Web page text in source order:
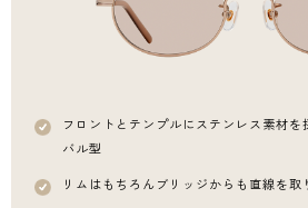
フロントとテンプルにステンレス素材を
バル型
リムはもちろんブリッジからも直線を取